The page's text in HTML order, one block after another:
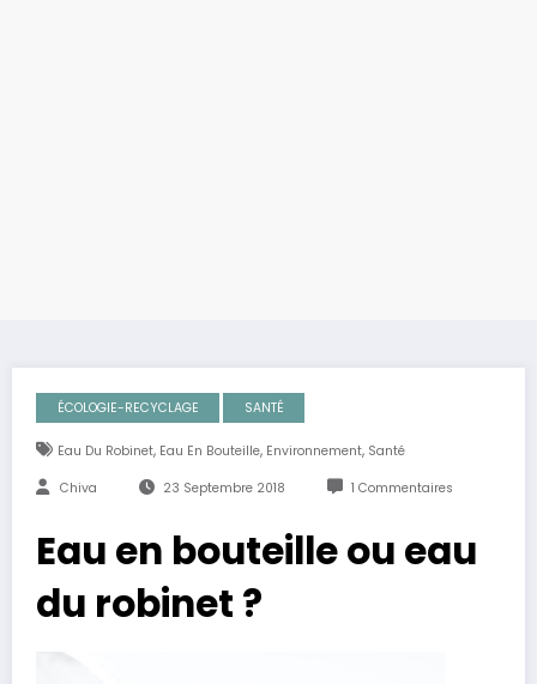
ÉCOLOGIE-RECYCLAGE SANTÉ
Eau Du Robinet, Eau En Bouteille, Environnement, Santé
Chiva 23 Septembre 2018 1 Commentaires
Eau en bouteille ou eau
du robinet ?